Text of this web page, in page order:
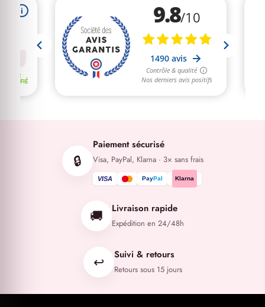
🔒
Paiement sécurisé
Visa, PayPal, Klarna · 3× sans frais
VISA PayPal Klarna
🚚 Livraison rapide
Expédition en 24/48h
↩️ Suivi & retours
Retours sous 15 jours